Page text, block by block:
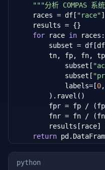
"""分析 COMPAS 系
    races = df[
"race"
    results = {}
for race in races:
subset =
tn, fp, fn,
            subset[
            subset[
            labels=[
0,
        ).ravel()
fpr = fp /
fnr = fn /
results[race]
return
# ProPublica 发现：黑
python